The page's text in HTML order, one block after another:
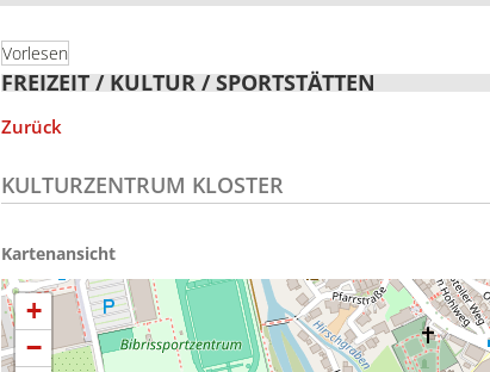
Vorlesen
FREIZEIT / KULTUR / SPORTSTÄTTEN
Zurück
KULTURZENTRUM KLOSTER
+
−